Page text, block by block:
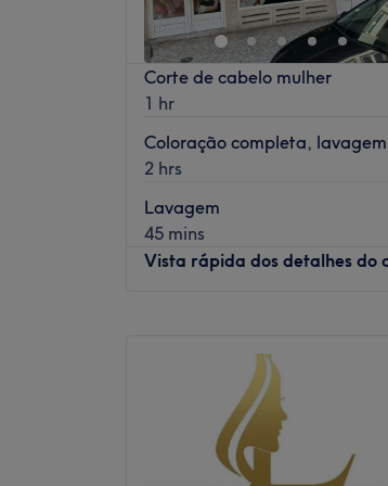
Ok
Corte de cabelo mulher
1 hr
Coloração completa,
2 hrs
Lavagem
45 mins
Vista rápida dos detalhes do
Quarta-feira
Quinta-feira
Sexta-feira
Sábado